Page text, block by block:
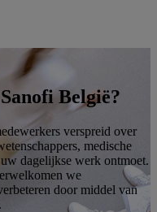
België?
verspreid over
medische
dagelijkse werk ontmoet.
we
door middel van